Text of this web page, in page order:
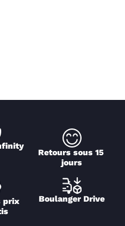
Retours sous 15
jours
prix
Boulanger Drive